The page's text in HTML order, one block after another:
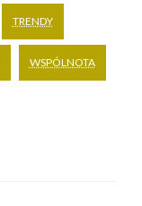
TRENDY
WSPÓLNOTA